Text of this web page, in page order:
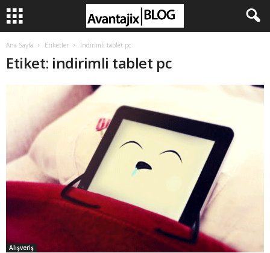
Ana Sayfa Etiketler Indirimli tablet pc
Etiket: indirimli tablet pc
Alışveriş